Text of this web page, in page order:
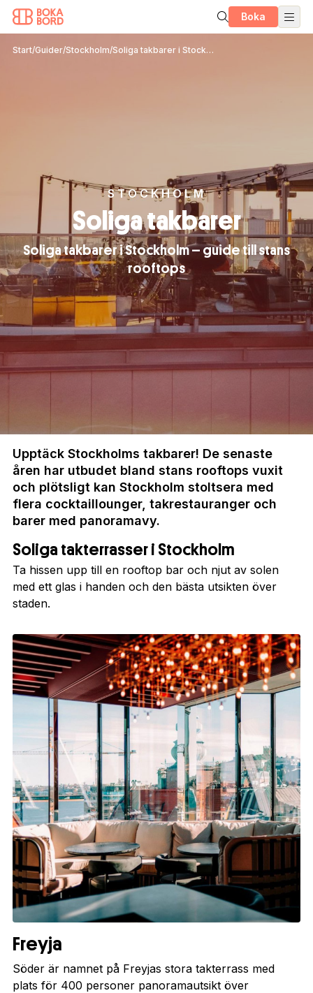
Boka
Start/Guider/Stockholm/ Soliga takbarer i Stockholm – guide till stans rooftops
STOCKHOLM
Soliga takbarer
Soliga takbarer i Stockholm – guide till stans
rooftops
Upptäck Stockholms takbarer! De senaste
åren har utbudet bland stans rooftops vuxit
och plötsligt kan Stockholm stoltsera med
flera cocktaillounger, takrestauranger och
barer med panoramavy.
Soliga takterrasser i Stockholm
Ta hissen upp till en rooftop bar och njut av solen
med ett glas i handen och den bästa utsikten över
staden.
Freyja
Söder är namnet på Freyjas stora takterrass med
plats för 400 personer panoramautsikt över